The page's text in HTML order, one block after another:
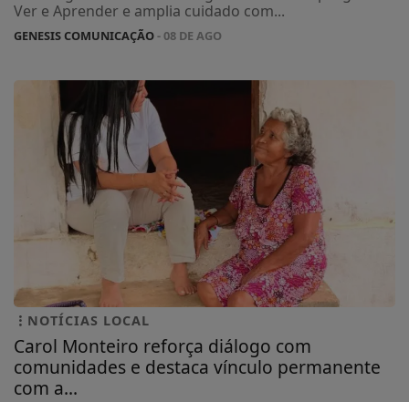
Ver e Aprender e amplia cuidado com...
GENESIS COMUNICAÇÃO- 08 DE AGO
NOTÍCIAS LOCAL
Carol Monteiro reforça diálogo com
comunidades e destaca vínculo permanente
com a...